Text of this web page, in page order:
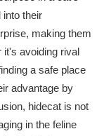
into their
making them
it's avoiding rival
a safe place
advantage by
hidecat is not
in the feline